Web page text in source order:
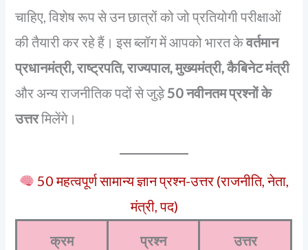
चाहिए, विशेष रूप से उन छात्रों को जो प्रतियोगी परीक्षाओं
की तैयारी कर रहे हैं। इस ब्लॉग में आपको भारत केवर्तमान
प्रधानमंत्री, राष्ट्रपति, राज्यपाल, मुख्यमंत्री, कैबिनेट मंत्री
और अन्य राजनीतिक पदों से जुड़े50 नवीनतम प्रश्नों के
उत्तरमिलेंगे।
50 महत्वपूर्ण सामान्य ज्ञान प्रश्न-उत्तर (राजनीति, नेता,
मंत्री, पद)
क्रम प्रश्न उत्तर